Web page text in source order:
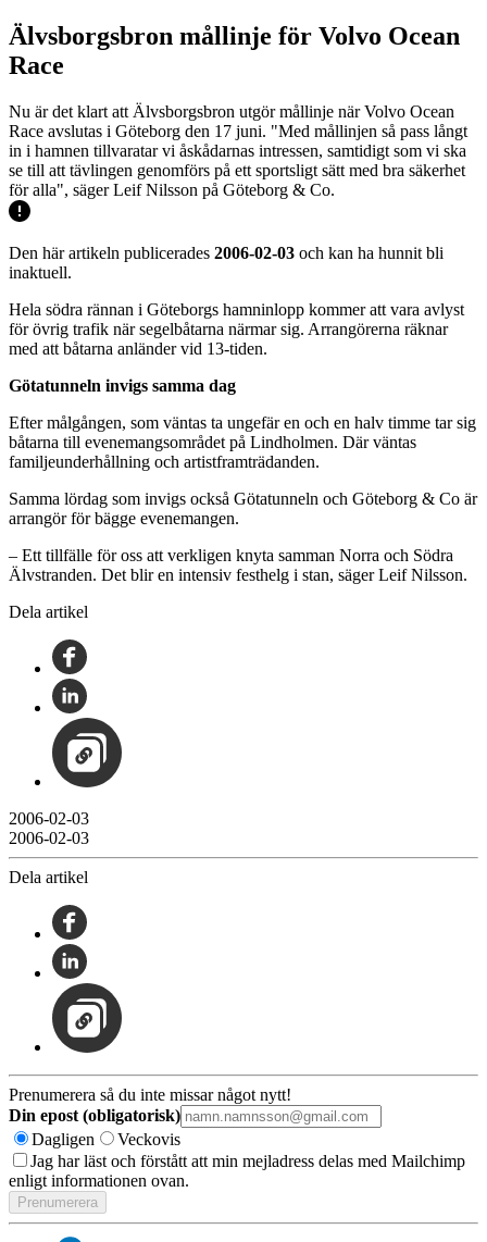
Älvsborgsbron mållinje för Volvo Ocean
Race
Nu är det klart att Älvsborgsbron utgör mållinje när Volvo Ocean
Race avslutas i Göteborg den 17 juni. "Med mållinjen så pass långt
in i hamnen tillvaratar vi åskådarnas intressen, samtidigt som vi ska
se till att tävlingen genomförs på ett sportsligt sätt med bra säkerhet
för alla", säger Leif Nilsson på Göteborg & Co.
Den här artikeln publicerades 2006-02-03 och kan ha hunnit bli
inaktuell.
Hela södra rännan i Göteborgs hamninlopp kommer att vara avlyst
för övrig trafik när segelbåtarna närmar sig. Arrangörerna räknar
med att båtarna anländer vid 13-tiden.
Götatunneln invigs samma dag
Efter målgången, som väntas ta ungefär en och en halv timme tar sig
båtarna till evenemangsområdet på Lindholmen. Där väntas
familjeunderhållning och artistframträdanden.
Samma lördag som invigs också Götatunneln och Göteborg & Co är
arrangör för bägge evenemangen.
– Ett tillfälle för oss att verkligen knyta samman Norra och Södra
Älvstranden. Det blir en intensiv festhelg i stan, säger Leif Nilsson.
Dela artikel
2006-02-03
2006-02-03
Dela artikel
Prenumerera så du inte missar något nytt!
Din epost (obligatorisk)
Dagligen
Veckovis
Jag har läst och förstått att min mejladress delas med Mailchimp
enligt informationen ovan.